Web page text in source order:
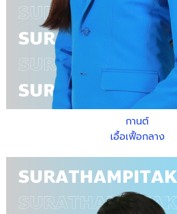
กานต์
เอื้อเฟื้อกลาง